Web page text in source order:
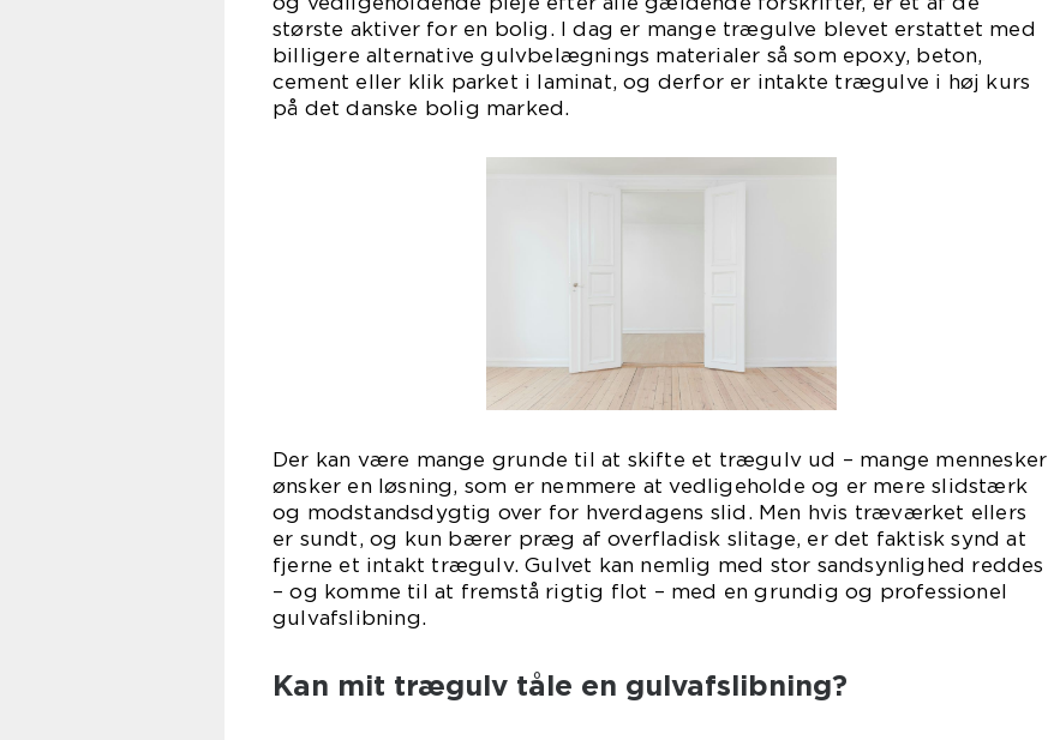
største aktiver for en bolig. I dag er mange trægulve blevet erstattet med
billigere alternative gulvbelægnings materialer så som epoxy, beton,
cement eller klik parket i laminat, og derfor er intakte trægulve i høj kurs
på det danske bolig marked.
Der kan være mange grunde til at skifte et trægulv ud – mange mennesker
ønsker en løsning, som er nemmere at vedligeholde og er mere slidstærk
og modstandsdygtig over for hverdagens slid. Men hvis træværket ellers
er sundt, og kun bærer præg af overfladisk slitage, er det faktisk synd at
fjerne et intakt trægulv. Gulvet kan nemlig med stor sandsynlighed reddes
– og komme til at fremstå rigtig flot – med en grundig og professionel
gulvafslibning.
Kan mit trægulv tåle en gulvafslibning?